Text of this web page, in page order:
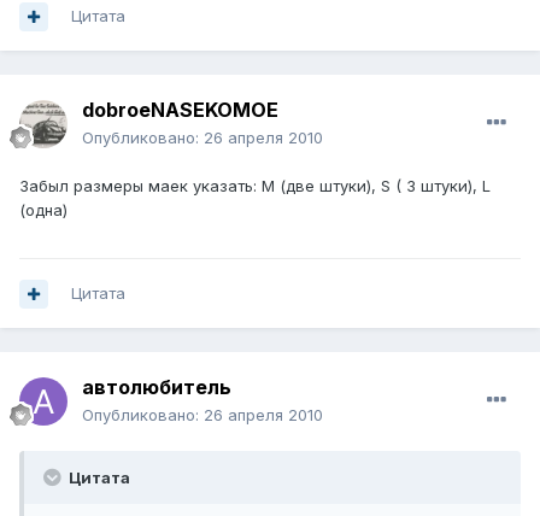
Цитата
dobroeNASEKOMOE
Опубликовано: 26 апреля 2010
Забыл размеры маек указать: М (две штуки), S ( 3 штуки), L
(одна)
Цитата
автолюбитель
Опубликовано: 26 апреля 2010
Цитата